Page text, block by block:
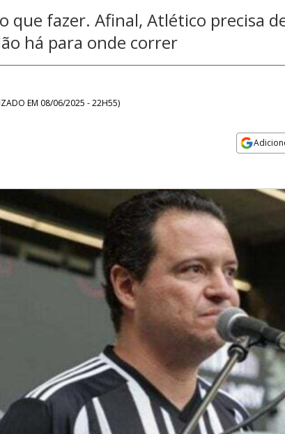
que fazer. Afinal, Atlético precisa
há para onde correr
EM 08/06/2025 - 22H55)